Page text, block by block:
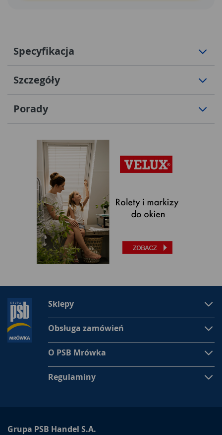
Specyfikacja
Szczegóły
Porady
Sklepy
Obsługa zamówień
O PSB Mrówka
Regulaminy
Grupa PSB Handel S.A.